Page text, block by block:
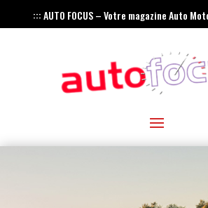
::: AUTO FOCUS – Votre magazine Auto
– Actualités – Innovations –